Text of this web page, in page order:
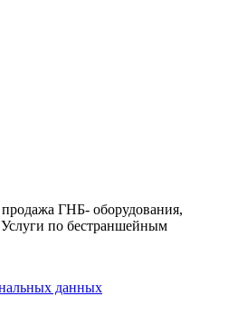
ГНБ- оборудования,
по бестраншейным
данных